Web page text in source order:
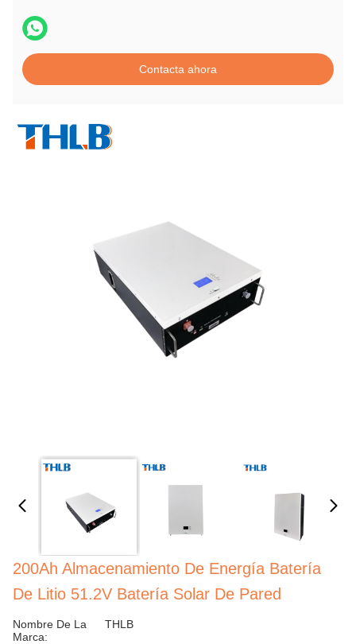
Contacta ahora
200Ah Almacenamiento De Energía Batería
De Litio 51.2V Batería Solar De Pared
Nombre De La
Marca:
THLB